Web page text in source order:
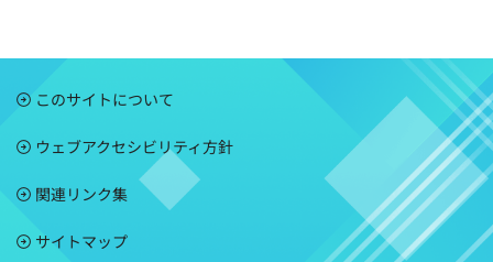
このサイトについて
ウェブアクセシビリティ方針
関連リンク集
サイトマップ